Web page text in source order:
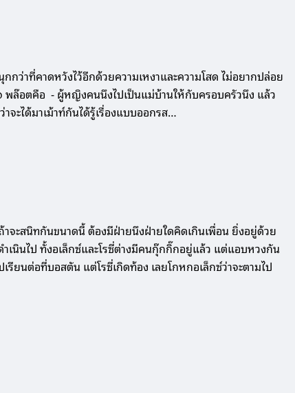
ว่าที่คาดหวังไว้อีกด้วยความเหงาและความโสด ไม่อยากปล่อย
พล๊อตคือ - ผู้หญิงคนนึงไปเป็นแม่บ้านให้กับครอบครัวนึง แล้ว
จะได้มาเม้าท์กันได้รู้เรื่องแบบออกรส…
จะสนิทกันขนาดนี้ ต้องมีฝ่ายนึงฝ่ายใดคิดเกินเพื่อน ยิ่งอยู่ด้วย
ำเนินไป ทั้งอเล็กซ์และโรซี่ต่างมีคนกุ๊กกิ๊กอยู่แล้ว แต่แอบหวงกัน
รียนต่อที่บอสตัน แต่โรซี่เกิดท้อง เลยโกหกอเล็กซ์ว่าจะตามไป